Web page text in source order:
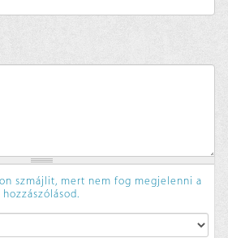
szmájlit, mert nem fog megjelenni a
hozzászólásod.